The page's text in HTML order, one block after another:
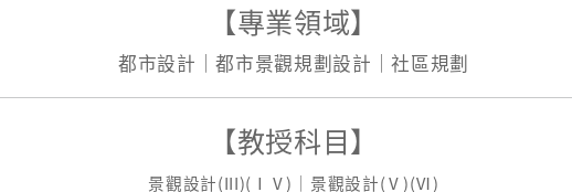
【專業領域】
都市設計｜都市景觀規劃設計｜社區規劃
【教授科目】
景觀設計(III)(ⅠⅤ)｜景觀設計(Ⅴ)(Ⅵ)